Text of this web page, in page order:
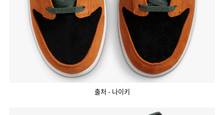
출처 - 나이키